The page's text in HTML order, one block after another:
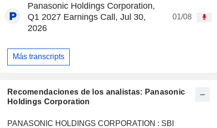
Panasonic Holdings Corporation,
Q1 2027 Earnings Call, Jul 30,
2026
01/08
Más transcripts
Recomendaciones de los analistas: Panasonic
Holdings Corporation
PANASONIC HOLDINGS CORPORATION : SBI